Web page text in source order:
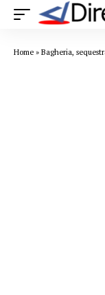
Home » Bagheria,